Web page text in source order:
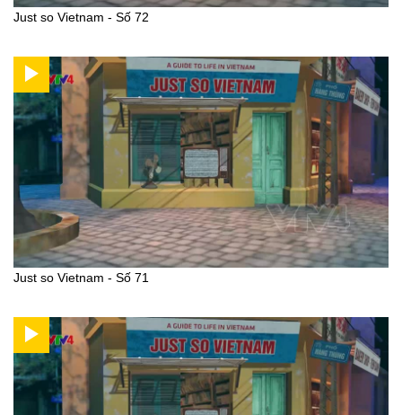
Just so Vietnam - Số 72
Just so Vietnam - Số 71